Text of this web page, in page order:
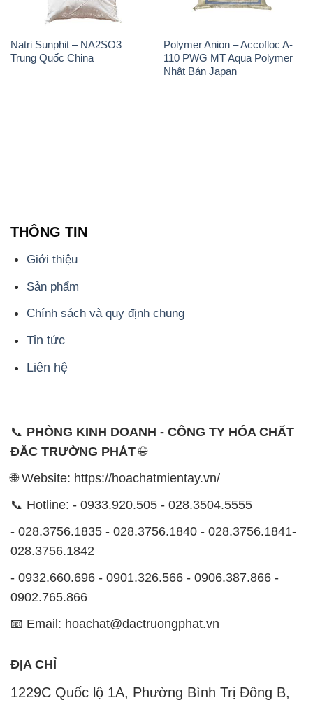
Natri Sunphit – NA2SO3
Trung Quốc China
Polymer Anion – Accofloc A-
110 PWG MT Aqua Polymer
Nhật Bản Japan
THÔNG TIN
Giới thiệu
Sản phẩm
Chính sách và quy định chung
Tin tức
Liên hệ
📞 PHÒNG KINH DOANH - CÔNG TY HÓA CHẤT
ĐẮC TRƯỜNG PHÁT🌐
🌐 Website: https://hoachatmientay.vn/
📞 Hotline: - 0933.920.505 - 028.3504.5555
- 028.3756.1835 - 028.3756.1840 - 028.3756.1841-
028.3756.1842
- 0932.660.696 - 0901.326.566 - 0906.387.866 -
0902.765.866
📧 Email: hoachat@dactruongphat.vn
ĐỊA CHỈ
1229C Quốc lộ 1A, Phường Bình Trị Đông B,